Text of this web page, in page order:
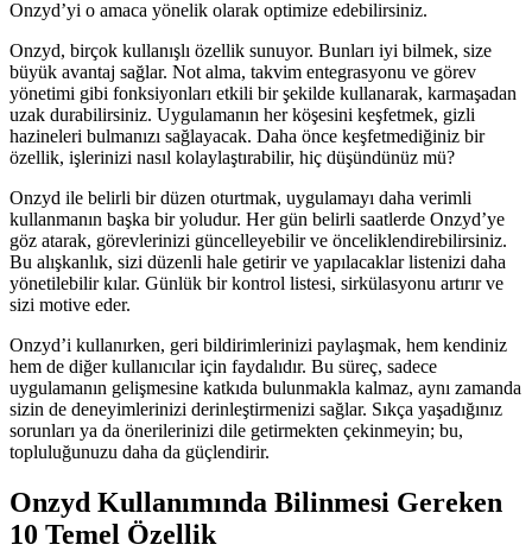
Onzyd’yi o amaca yönelik olarak optimize edebilirsiniz.
Onzyd, birçok kullanışlı özellik sunuyor. Bunları iyi bilmek, size
büyük avantaj sağlar. Not alma, takvim entegrasyonu ve görev
yönetimi gibi fonksiyonları etkili bir şekilde kullanarak, karmaşadan
uzak durabilirsiniz. Uygulamanın her köşesini keşfetmek, gizli
hazineleri bulmanızı sağlayacak. Daha önce keşfetmediğiniz bir
özellik, işlerinizi nasıl kolaylaştırabilir, hiç düşündünüz mü?
Onzyd ile belirli bir düzen oturtmak, uygulamayı daha verimli
kullanmanın başka bir yoludur. Her gün belirli saatlerde Onzyd’ye
göz atarak, görevlerinizi güncelleyebilir ve önceliklendirebilirsiniz.
Bu alışkanlık, sizi düzenli hale getirir ve yapılacaklar listenizi daha
yönetilebilir kılar. Günlük bir kontrol listesi, sirkülasyonu artırır ve
sizi motive eder.
Onzyd’i kullanırken, geri bildirimlerinizi paylaşmak, hem kendiniz
hem de diğer kullanıcılar için faydalıdır. Bu süreç, sadece
uygulamanın gelişmesine katkıda bulunmakla kalmaz, aynı zamanda
sizin de deneyimlerinizi derinleştirmenizi sağlar. Sıkça yaşadığınız
sorunları ya da önerilerinizi dile getirmekten çekinmeyin; bu,
topluluğunuzu daha da güçlendirir.
Onzyd Kullanımında Bilinmesi Gereken
10 Temel Özellik